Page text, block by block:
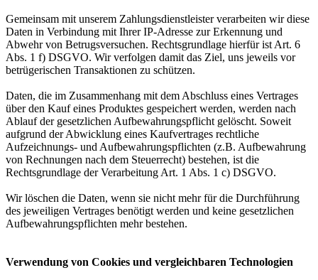
Gemeinsam mit unserem Zahlungsdienstleister verarbeiten wir diese
Daten in Verbindung mit Ihrer IP-Adresse zur Erkennung und
Abwehr von Betrugsversuchen. Rechtsgrundlage hierfür ist Art. 6
Abs. 1 f) DSGVO. Wir verfolgen damit das Ziel, uns jeweils vor
betrügerischen Transaktionen zu schützen.
Daten, die im Zusammenhang mit dem Abschluss eines Vertrages
über den Kauf eines Produktes gespeichert werden, werden nach
Ablauf der gesetzlichen Aufbewahrungspflicht gelöscht. Soweit
aufgrund der Abwicklung eines Kaufvertrages rechtliche
Aufzeichnungs- und Aufbewahrungspflichten (z.B. Aufbewahrung
von Rechnungen nach dem Steuerrecht) bestehen, ist die
Rechtsgrundlage der Verarbeitung Art. 1 Abs. 1 c) DSGVO.
Wir löschen die Daten, wenn sie nicht mehr für die Durchführung
des jeweiligen Vertrages benötigt werden und keine gesetzlichen
Aufbewahrungspflichten mehr bestehen.
Verwendung von Cookies und vergleichbaren Technologien